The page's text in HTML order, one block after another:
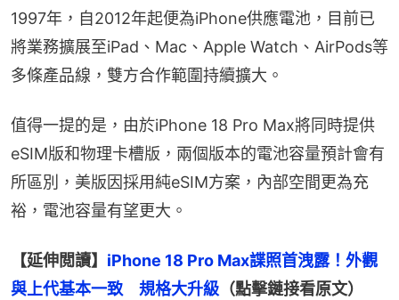
1997年，自2012年起便為iPhone供應電池，目前已
將業務擴展至iPad、Mac、Apple Watch、AirPods等
多條產品線，雙方合作範圍持續擴大。
值得一提的是，由於iPhone 18 Pro Max將同時提供
eSIM版和物理卡槽版，兩個版本的電池容量預計會有
所區別，美版因採用純eSIM方案，內部空間更為充
裕，電池容量有望更大。
【延伸閲讀】 iPhone 18 Pro Max諜照首洩露！外觀
與上代基本一致　規格大升級 （點擊鏈接看原文）